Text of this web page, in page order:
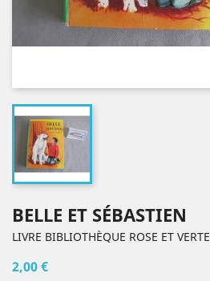
BELLE ET SÉBASTIEN
LIVRE BIBLIOTHÈQUE ROSE ET VERTE
2,00 €